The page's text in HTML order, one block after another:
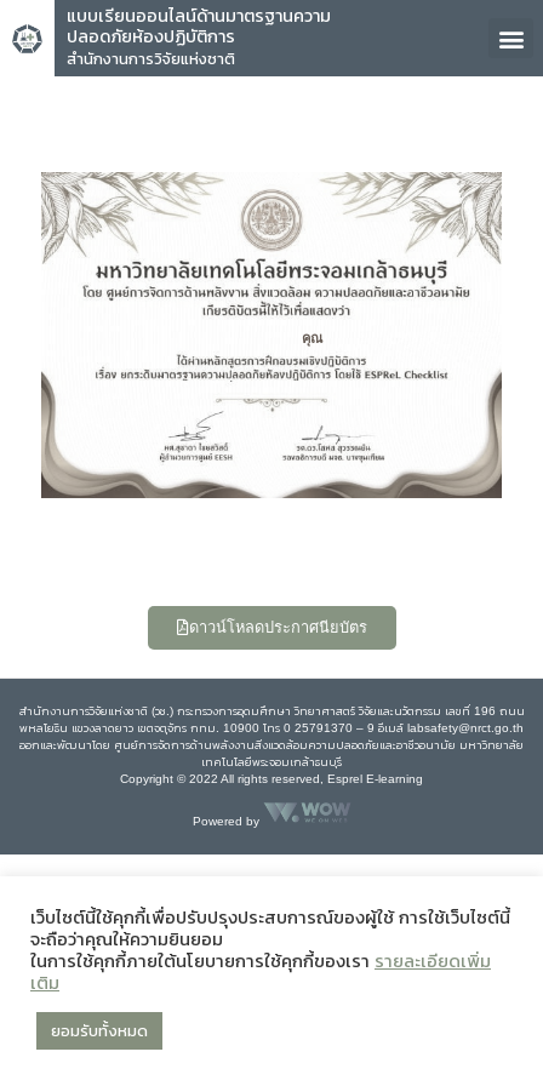
แบบเรียนออนไลน์ด้านมาตรฐานความ
ปลอดภัยห้องปฏิบัติการ
สำนักงานการวิจัยแห่งชาติ
คุณ
ดาวน์โหลดประกาศนียบัตร
สำนักงานการวิจัยแห่งชาติ (วช.) กระทรวงการอุดมศึกษา วิทยาศาสตร์ วิจัยและนวัตกรรม เลขที่ 196 ถนน
พหลโยธิน แขวงลาดยาว เขตจตุจักร กทม. 10900 โทร 0 25791370 – 9 อีเมล์ labsafety@nrct.go.th
ออกและพัฒนาโดย ศูนย์การจัดการด้านพลังงานสิ่งแวดล้อมความปลอดภัยและอาชีวอนามัย มหาวิทยาลัย
เทคโนโลยีพระจอมเกล้าธนบุรี
Copyright © 2022 All rights reserved, Esprel E-learning
Powered by
เว็บไซต์นี้ใช้คุกกี้เพื่อปรับปรุงประสบการณ์ของผู้ใช้ การใช้เว็บไซต์นี้
จะถือว่าคุณให้ความยินยอม
ในการใช้คุกกี้ภายใต้นโยบายการใช้คุกกี้ของเรา รายละเอียดเพิ่ม
เติม
ยอมรับทั้งหมด